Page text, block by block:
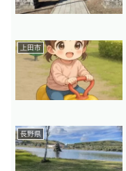
上田市
長野県